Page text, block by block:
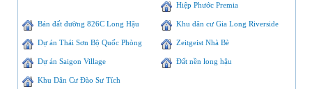
Hiệp Phước Premia
Bán đất đường 826C Long Hậu Khu dân cư Gia Long Riverside
Dự án Thái Sơn Bộ Quốc Phòng Zeitgeist Nhà Bè
Dự án Saigon Village Đất nền long hậu
Khu Dân Cư Đào Sư Tích